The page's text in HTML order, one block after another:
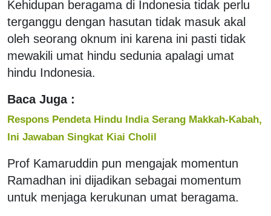
Kehidupan beragama di Indonesia tidak perlu
terganggu dengan hasutan tidak masuk akal
oleh seorang oknum ini karena ini pasti tidak
mewakili umat hindu sedunia apalagi umat
hindu Indonesia.
Baca Juga :
Respons Pendeta Hindu India Serang Makkah-Kabah,
Ini Jawaban Singkat Kiai Cholil
Prof Kamaruddin pun mengajak momentun
Ramadhan ini dijadikan sebagai momentum
untuk menjaga kerukunan umat beragama.